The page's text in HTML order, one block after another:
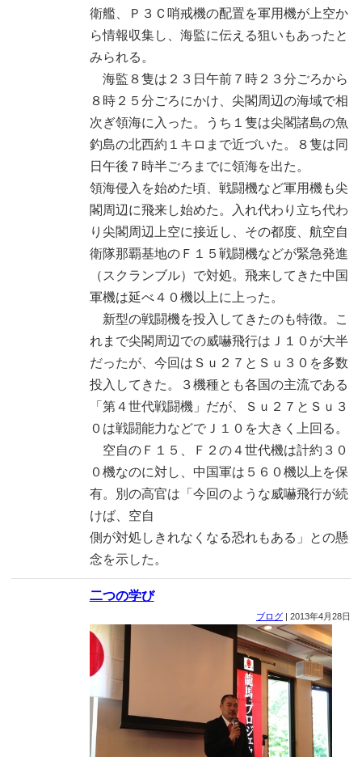
衛艦、Ｐ３Ｃ哨戒機の配置を軍用機が上空か
ら情報収集し、海監に伝える狙いもあったと
みられる。
海監８隻は２３日午前７時２３分ごろから
８時２５分ごろにかけ、尖閣周辺の海域で相
次ぎ領海に入った。うち１隻は尖閣諸島の魚
釣島の北西約１キロまで近づいた。８隻は同
日午後７時半ごろまでに領海を出た。
領海侵入を始めた頃、戦闘機など軍用機も尖
閣周辺に飛来し始めた。入れ代わり立ち代わ
り尖閣周辺上空に接近し、その都度、航空自
衛隊那覇基地のＦ１５戦闘機などが緊急発進
（スクランブル）で対処。飛来してきた中国
軍機は延べ４０機以上に上った。
新型の戦闘機を投入してきたのも特徴。こ
れまで尖閣周辺での威嚇飛行はＪ１０が大半
だったが、今回はＳｕ２７とＳｕ３０を多数
投入してきた。３機種とも各国の主流である
「第４世代戦闘機」だが、Ｓｕ２７とＳｕ３
０は戦闘能力などでＪ１０を大きく上回る。
空自のＦ１５、Ｆ２の４世代機は計約３０
０機なのに対し、中国軍は５６０機以上を保
有。別の高官は「今回のような威嚇飛行が続
けば、空自
側が対処しきれなくなる恐れもある」との懸
念を示した。
二つの学び
ブログ | 2013年4月28日